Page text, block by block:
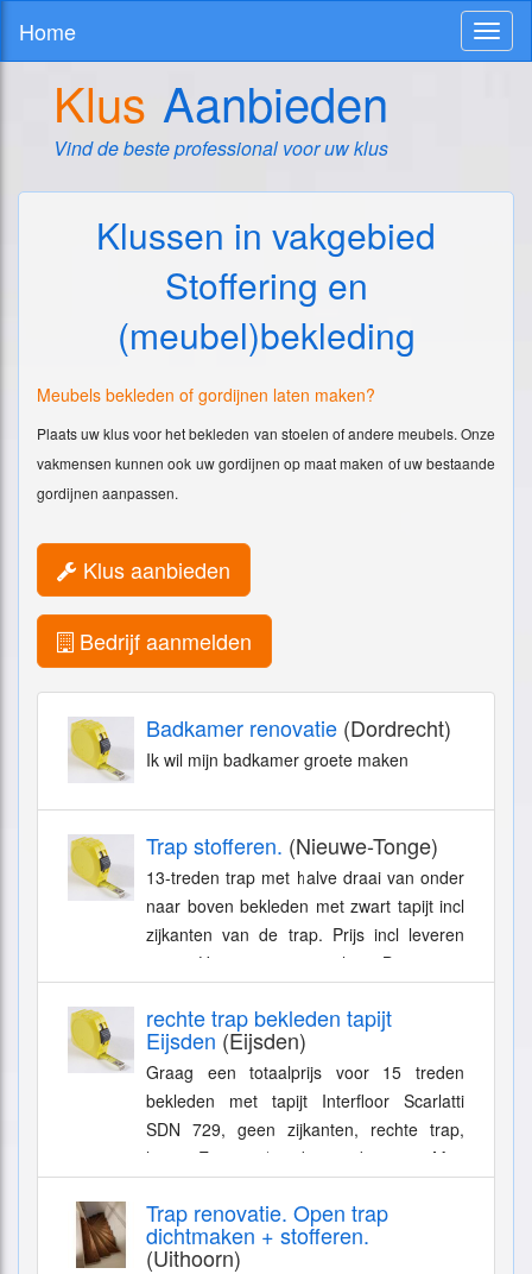
Home
Klus Aanbieden
Vind de beste professional voor uw klus
Klussen in vakgebied
Stoffering en
(meubel)bekleding
Meubels bekleden of gordijnen laten maken?
Plaats uw klus voor het bekleden van stoelen of andere meubels. Onze
vakmensen kunnen ook uw gordijnen op maat maken of uw bestaande
gordijnen aanpassen.
Klus aanbieden
Bedrijf aanmelden
Badkamer renovatie (Dordrecht)
Ik wil mijn badkamer groete maken
Trap stofferen. (Nieuwe-Tonge)
13-treden trap met halve draai van onder
naar boven bekleden met zwart tapijt incl
zijkanten van de trap. Prijs incl leveren
tapijt. Uitvoeren in overleg. Best price
rechte trap bekleden tapijt
Eijsden (Eijsden)
Graag een totaalprijs voor 15 treden
bekleden met tapijt Interfloor Scarlatti
SDN 729, geen zijkanten, rechte trap,
hout. Evt met/zonder ondertapijt. Mvg
Trap renovatie. Open trap
dichtmaken + stofferen.
(Uithoorn)